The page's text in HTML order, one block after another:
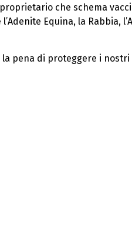
che schema
Equina, la Rabbia,
la pena di proteggere i